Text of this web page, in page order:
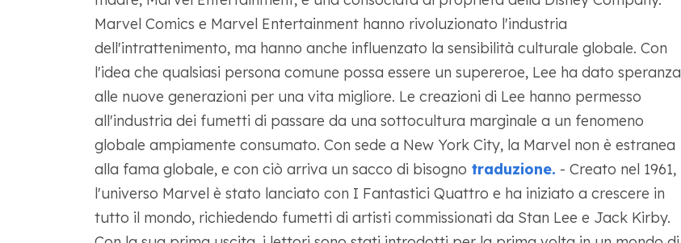
Marvel Comics e Marvel Entertainment hanno rivoluzionato l'industria
dell'intrattenimento, ma hanno anche influenzato la sensibilità culturale globale. Con
l'idea che qualsiasi persona comune possa essere un supereroe, Lee ha dato speranza
alle nuove generazioni per una vita migliore. Le creazioni di Lee hanno permesso
all'industria dei fumetti di passare da una sottocultura marginale a un fenomeno
globale ampiamente consumato. Con sede a New York City, la Marvel non è estranea
alla fama globale, e con ciò arriva un sacco di bisogno traduzione. - Creato nel 1961,
l'universo Marvel è stato lanciato con I Fantastici Quattro e ha iniziato a crescere in
tutto il mondo, richiedendo fumetti di artisti commissionati da Stan Lee e Jack Kirby.